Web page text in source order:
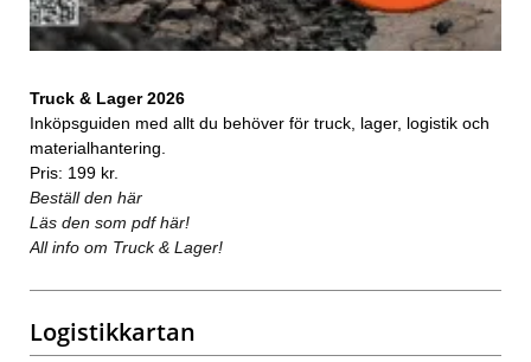
Truck & Lager 2026
Inköpsguiden med allt du behöver för truck, lager, logistik och
materialhantering.
Pris: 199 kr.
Beställ den här
Läs den som pdf här!
All info om Truck & Lager!
Logistikkartan